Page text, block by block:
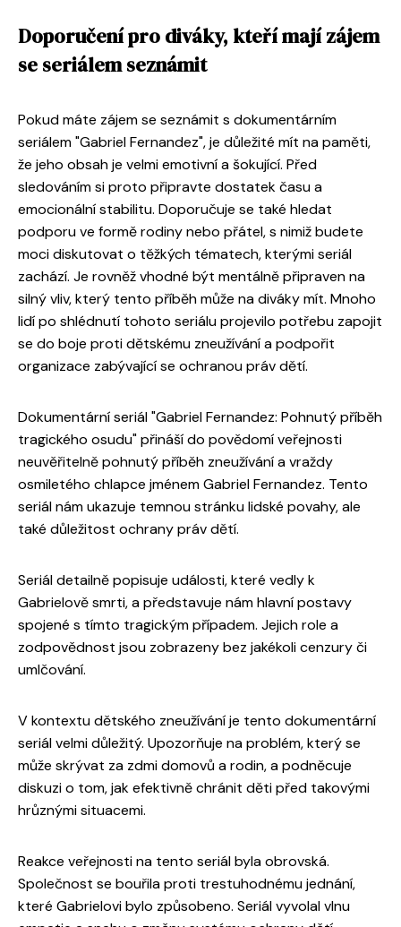
Doporučení pro diváky, kteří mají zájem
se seriálem seznámit
Pokud máte zájem se seznámit s dokumentárním
seriálem "Gabriel Fernandez", je důležité mít na paměti,
že jeho obsah je velmi emotivní a šokující. Před
sledováním si proto připravte dostatek času a
emocionální stabilitu. Doporučuje se také hledat
podporu ve formě rodiny nebo přátel, s nimiž budete
moci diskutovat o těžkých tématech, kterými seriál
zachází. Je rovněž vhodné být mentálně připraven na
silný vliv, který tento příběh může na diváky mít. Mnoho
lidí po shlédnutí tohoto seriálu projevilo potřebu zapojit
se do boje proti dětskému zneužívání a podpořit
organizace zabývající se ochranou práv dětí.
Dokumentární seriál "Gabriel Fernandez: Pohnutý příběh
tragického osudu" přináší do povědomí veřejnosti
neuvěřitelně pohnutý příběh zneužívání a vraždy
osmiletého chlapce jménem Gabriel Fernandez. Tento
seriál nám ukazuje temnou stránku lidské povahy, ale
také důležitost ochrany práv dětí.
Seriál detailně popisuje události, které vedly k
Gabrielově smrti, a představuje nám hlavní postavy
spojené s tímto tragickým případem. Jejich role a
zodpovědnost jsou zobrazeny bez jakékoli cenzury či
umlčování.
V kontextu dětského zneužívání je tento dokumentární
seriál velmi důležitý. Upozorňuje na problém, který se
může skrývat za zdmi domovů a rodin, a podněcuje
diskuzi o tom, jak efektivně chránit děti před takovými
hrůznými situacemi.
Reakce veřejnosti na tento seriál byla obrovská.
Společnost se bouřila proti trestuhodnému jednání,
které Gabrielovi bylo způsobeno. Seriál vyvolal vlnu